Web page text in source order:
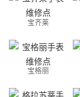
宝齐莱
宝格丽